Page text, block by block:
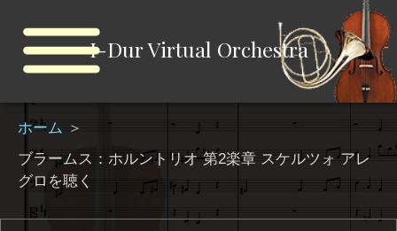
I-Dur Virtual Orchestra
ホーム ＞
ブラームス：ホルントリオ 第2楽章 スケルツォ アレ
グロを聴く